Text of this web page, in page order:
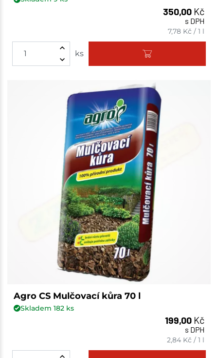
350,00 Kč
s DPH
7,78 Kč /1 l
ks
Agro CS Mulčovací kůra 70 l
Skladem 182ks
199,00 Kč
s DPH
2,84 Kč /1 l